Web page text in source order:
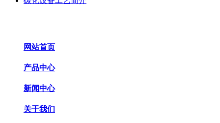
网站首页
产品中心
新闻中心
关于我们